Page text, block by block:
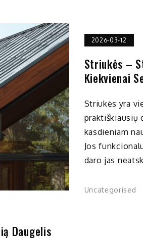
Daugelis
2026-03-12
Striukės –
Kiekvienai
Striukės yra
praktiškiausių
kasdieniam
Jos
daro jas
Uncategorised